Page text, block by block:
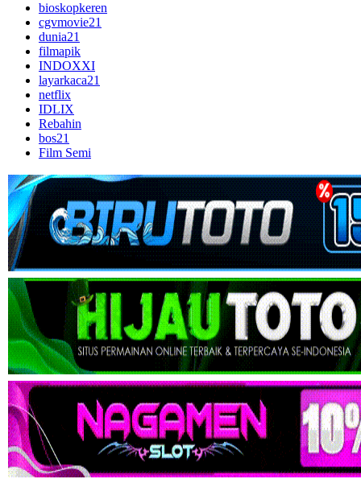
bioskopkeren
cgvmovie21
dunia21
filmapik
INDOXXI
layarkaca21
netflix
IDLIX
Rebahin
bos21
Film Semi